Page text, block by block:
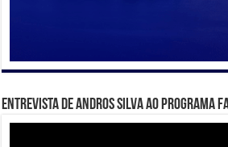
Entrevista de Andros Silva ao programa